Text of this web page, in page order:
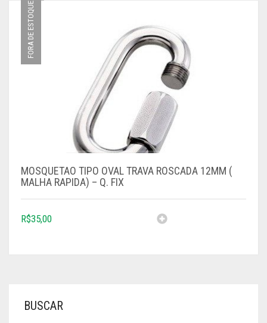
FORA DE ESTOQUE
MOSQUETAO TIPO OVAL TRAVA ROSCADA 12MM (
MALHA RAPIDA) – Q. FIX
R$35,00
BUSCAR